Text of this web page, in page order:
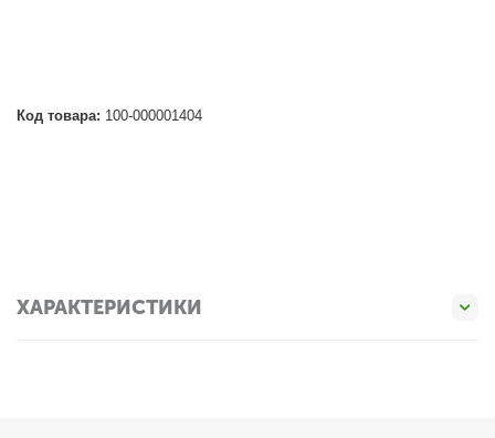
Код товара: 100-000001404
ХАРАКТЕРИСТИКИ